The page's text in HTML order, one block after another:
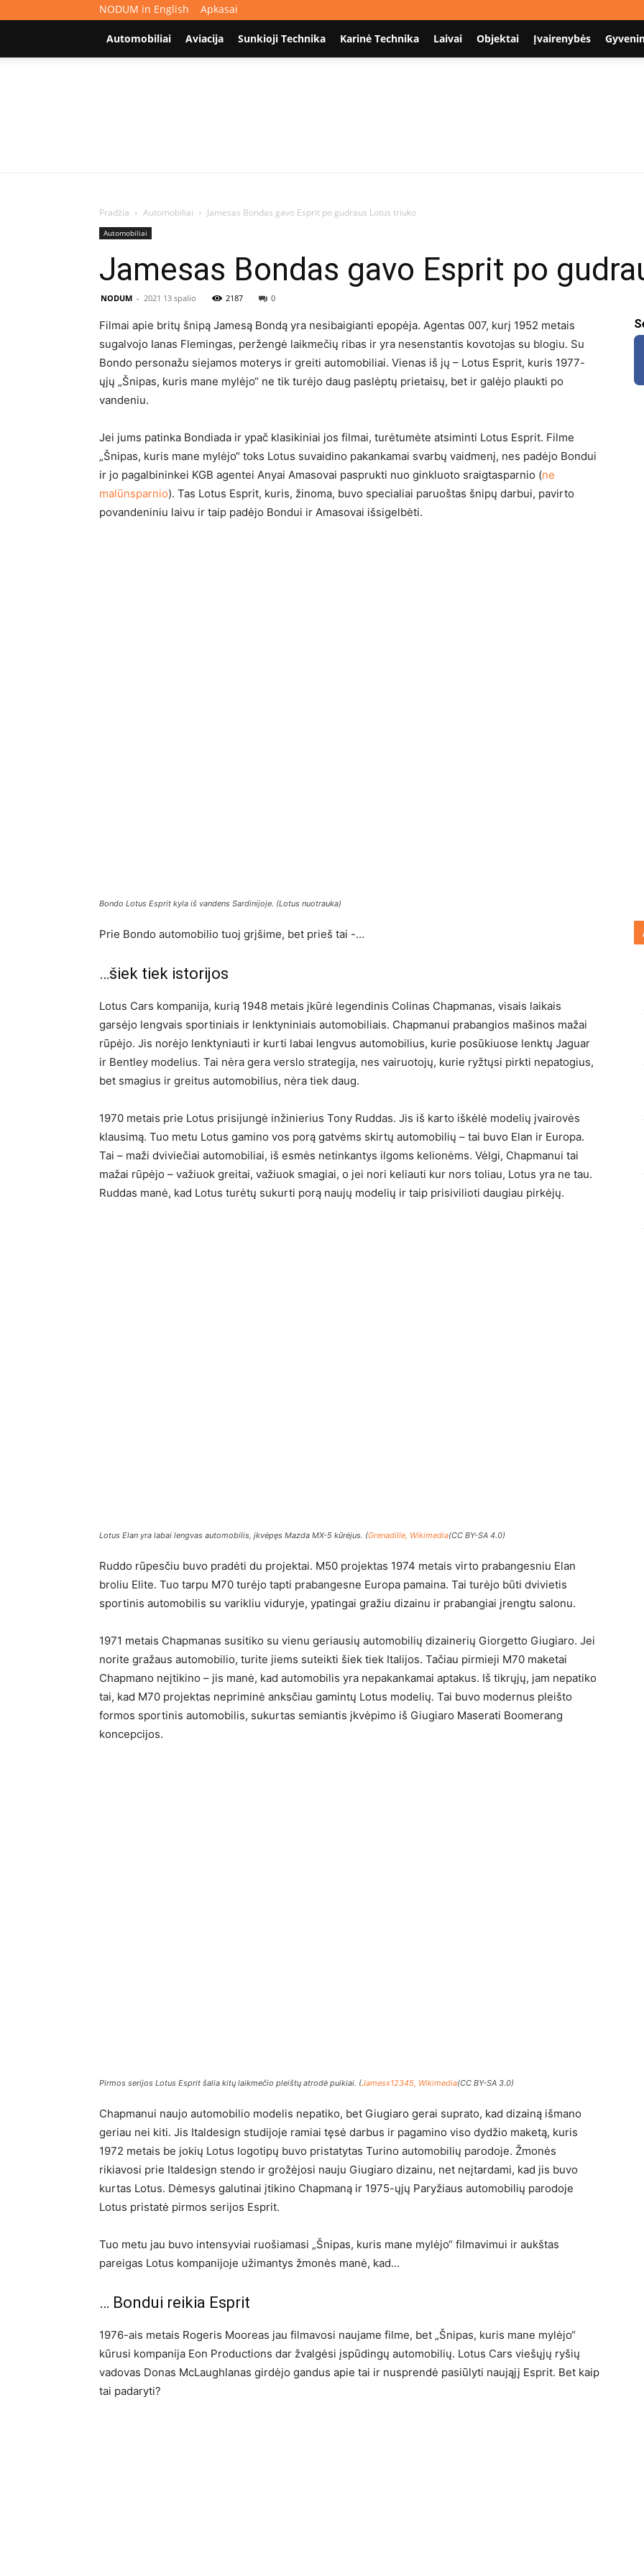
NODUM in English Apkasai
Automobiliai Aviacija Sunkioji Technika Karinė Technika Laivai Objektai Įvairenybės
Pradžia Automobiliai Jamesas Bondas gavo Esprit po gudraus Lotus triuko
Automobiliai
Jamesas Bondas gavo Esprit po
NODUM - 2021 13 spalio 2187 0
Filmai apie britų šnipą Jamesą Bondą yra nesibaigianti epopėja. Agentas 007, kurį 1952 metais
sugalvojo Ianas Flemingas, peržengė laikmečių ribas ir yra nesenstantis kovotojas su blogiu. Su
Bondo personažu siejamos moterys ir greiti automobiliai. Vienas iš jų – Lotus Esprit, kuris 1977-
ųjų „Šnipas, kuris mane mylėjo“ ne tik turėjo daug paslėptų prietaisų, bet ir galėjo plaukti po
vandeniu.
Jei jums patinka Bondiada ir ypač klasikiniai jos filmai, turėtumėte atsiminti Lotus Esprit. Filme
„Šnipas, kuris mane mylėjo“ toks Lotus suvaidino pakankamai svarbų vaidmenį, nes padėjo Bondui
ir jo pagalbininkei KGB agentei Anyai Amasovai pasprukti nuo ginkluoto sraigtasparnio (ne
malūnsparnio). Tas Lotus Esprit, kuris, žinoma, buvo specialiai paruoštas šnipų darbui, pavirto
povandeniniu laivu ir taip padėjo Bondui ir Amasovai išsigelbėti.
Bondo Lotus Esprit kyla iš vandens Sardinijoje. (Lotus nuotrauka)
Prie Bondo automobilio tuoj grįšime, bet prieš tai -…
…šiek tiek istorijos
Lotus Cars kompanija, kurią 1948 metais įkūrė legendinis Colinas Chapmanas, visais laikais
garsėjo lengvais sportiniais ir lenktyniniais automobiliais. Chapmanui prabangios mašinos mažai
rūpėjo. Jis norėjo lenktyniauti ir kurti labai lengvus automobilius, kurie posūkiuose lenktų Jaguar
ir Bentley modelius. Tai nėra gera verslo strategija, nes vairuotojų, kurie ryžtųsi pirkti nepatogius,
bet smagius ir greitus automobilius, nėra tiek daug.
1970 metais prie Lotus prisijungė inžinierius Tony Ruddas. Jis iš karto iškėlė modelių įvairovės
klausimą. Tuo metu Lotus gamino vos porą gatvėms skirtų automobilių – tai buvo Elan ir Europa.
Tai – maži dviviečiai automobiliai, iš esmės netinkantys ilgoms kelionėms. Vėlgi, Chapmanui tai
mažai rūpėjo – važiuok greitai, važiuok smagiai, o jei nori keliauti kur nors toliau, Lotus yra ne tau.
Ruddas manė, kad Lotus turėtų sukurti porą naujų modelių ir taip prisivilioti daugiau pirkėjų.
Lotus Elan yra labai lengvas automobilis, įkvėpęs Mazda MX-5 kūrėjus. (Grenadille, Wikimedia(CC BY-SA 4.0)
Ruddo rūpesčiu buvo pradėti du projektai. M50 projektas 1974 metais virto prabangesniu Elan
broliu Elite. Tuo tarpu M70 turėjo tapti prabangesne Europa pamaina. Tai turėjo būti dvivietis
sportinis automobilis su varikliu viduryje, ypatingai gražiu dizainu ir prabangiai įrengtu salonu.
1971 metais Chapmanas susitiko su vienu geriausių automobilių dizainerių Giorgetto Giugiaro. Jei
norite gražaus automobilio, turite jiems suteikti šiek tiek Italijos. Tačiau pirmieji M70 maketai
Chapmano neįtikino – jis manė, kad automobilis yra nepakankamai aptakus. Iš tikrųjų, jam nepatiko
tai, kad M70 projektas nepriminė anksčiau gamintų Lotus modelių. Tai buvo modernus pleišto
formos sportinis automobilis, sukurtas semiantis įkvėpimo iš Giugiaro Maserati Boomerang
koncepcijos.
Pirmos serijos Lotus Esprit šalia kitų laikmečio pleištų atrodė puikiai. (Jamesx12345, Wikimedia(CC BY-SA 3.0)
Chapmanui naujo automobilio modelis nepatiko, bet Giugiaro gerai suprato, kad dizainą išmano
geriau nei kiti. Jis Italdesign studijoje ramiai tęsė darbus ir pagamino viso dydžio maketą, kuris
1972 metais be jokių Lotus logotipų buvo pristatytas Turino automobilių parodoje. Žmonės
rikiavosi prie Italdesign stendo ir grožėjosi nauju Giugiaro dizainu, net neįtardami, kad jis buvo
kurtas Lotus. Dėmesys galutinai įtikino Chapmaną ir 1975-ųjų Paryžiaus automobilių parodoje
Lotus pristatė pirmos serijos Esprit.
Tuo metu jau buvo intensyviai ruošiamasi „Šnipas, kuris mane mylėjo“ filmavimui ir aukštas
pareigas Lotus kompanijoje užimantys žmonės manė, kad…
… Bondui reikia Esprit
1976-ais metais Rogeris Mooreas jau filmavosi naujame filme, bet „Šnipas, kuris mane mylėjo“
kūrusi kompanija Eon Productions dar žvalgėsi įspūdingų automobilių. Lotus Cars viešųjų ryšių
vadovas Donas McLaughlanas girdėjo gandus apie tai ir nusprendė pasiūlyti naująjį Esprit. Bet kaip
tai padaryti?